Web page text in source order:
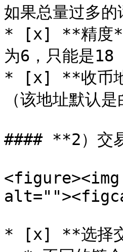
如果总量过多
* [x] **精度**
为6，只能是18
* [x] **收币地
（该地址默认是
#### **2）交
* [x] **选择